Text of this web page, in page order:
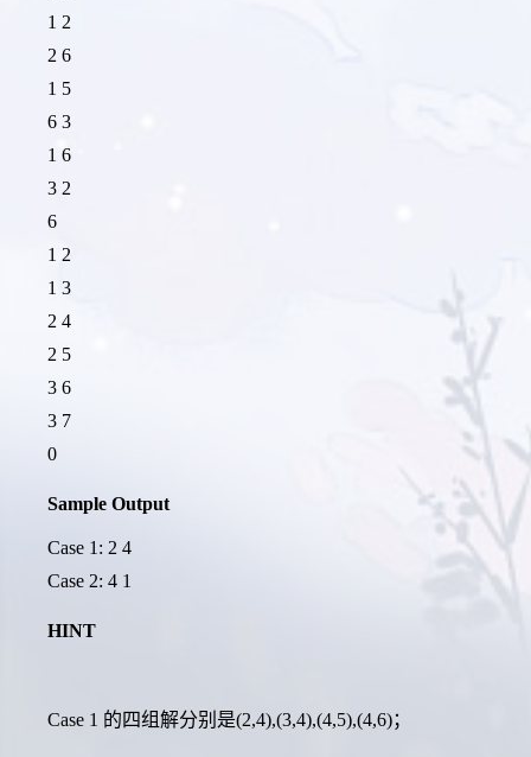
1 2
2 6
1 5
6 3
1 6
3 2
6
1 2
1 3
2 4
2 5
3 6
3 7
0
Sample Output
Case 1: 2 4
Case 2: 4 1
HINT
Case 1 的四组解分别是(2,4),(3,4),(4,5),(4,6)；